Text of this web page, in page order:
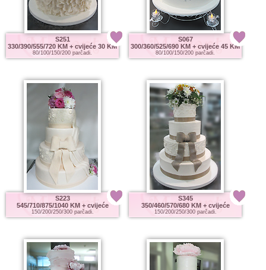
S251
330/390/555/720 KM + cvijeće 30 KM
80/100/150/200 parčadi.
S067
300/360/525/690 KM + cvijeće 45 KM
80/100/150/200 parčadi.
S223
545/710/875/1040 KM+ cvijeće
150/200/250/300 parčadi.
S345
350/460/570/680 KM+ cvijeće
150/200/250/300 parčadi.